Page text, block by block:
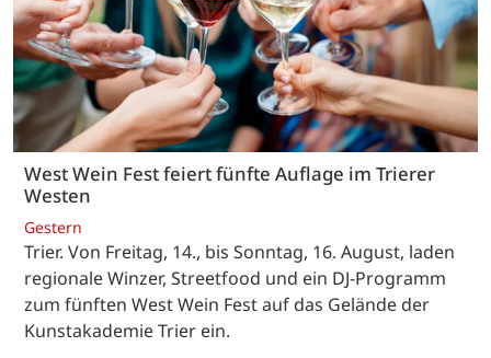
West Wein Fest feiert fünfte Auflage im Trierer
Westen
Gestern
Trier. Von Freitag, 14., bis Sonntag, 16. August, laden
regionale Winzer, Streetfood und ein DJ-Programm
zum fünften West Wein Fest auf das Gelände der
Kunstakademie Trier ein.